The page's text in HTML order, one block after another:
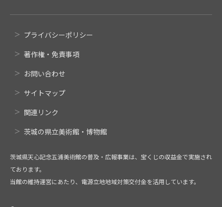
プライバシーポリシー
著作権・免責事項
お問い合わせ
サイトマップ
関連リンク
茨城の県立美術館・博物館
茨城県天心記念五浦美術館の普及・広報事業は、宝くじの収益金で実施され
ております。
当館の維持運営にあたり、電源立地地域対策交付金を活用しています。